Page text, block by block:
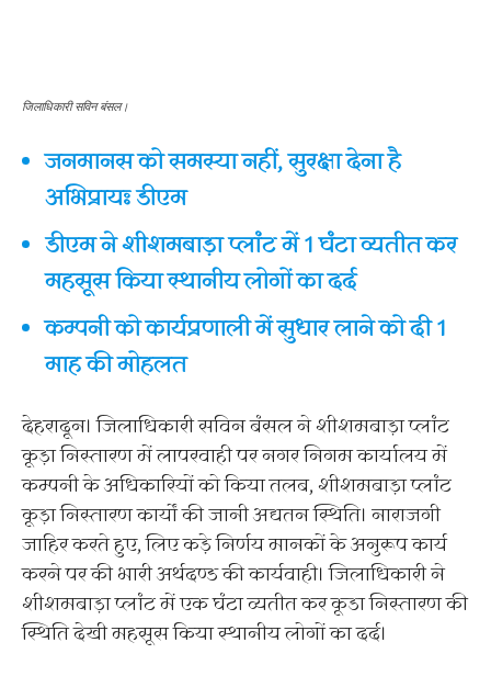
जिलाधिकारी सविन बंसल।
जनमानस को समस्या नहीं, सुरक्षा देना है
अभिप्रायः डीएम
डीएम ने शीशमबाड़ा प्लांट में 1 घंटा व्यतीत कर
महसूस किया स्थानीय लोगों का दर्द
कम्पनी को कार्यप्रणाली में सुधार लाने को दी 1
माह की मोहलत
देहरादून। जिलाधिकारी सविन बंसल ने शीशमबाड़ा प्लांट
कूड़ा निस्तारण में लापरवाही पर नगर निगम कार्यालय में
कम्पनी के अधिकारियों को किया तलब, शीशमबाड़ा प्लांट
कूड़ा निस्तारण कार्यों की जानी अद्यतन स्थिति। नाराजगी
जाहिर करते हुए, लिए कड़े निर्णय मानकों के अनुरूप कार्य
करने पर की भारी अर्थदण्ड की कार्यवाही। जिलाधिकारी ने
शीशमबाड़ा प्लांट में एक घंटा व्यतीत कर कूडा निस्तारण की
स्थिति देखी महसूस किया स्थानीय लोगों का दर्द।